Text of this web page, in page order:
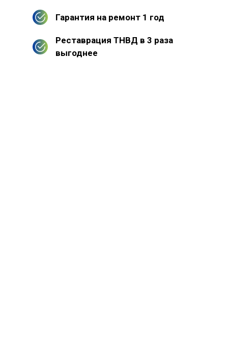
Гарантия на ремонт 1 год
Реставрация ТНВД в 3 раза
выгоднее